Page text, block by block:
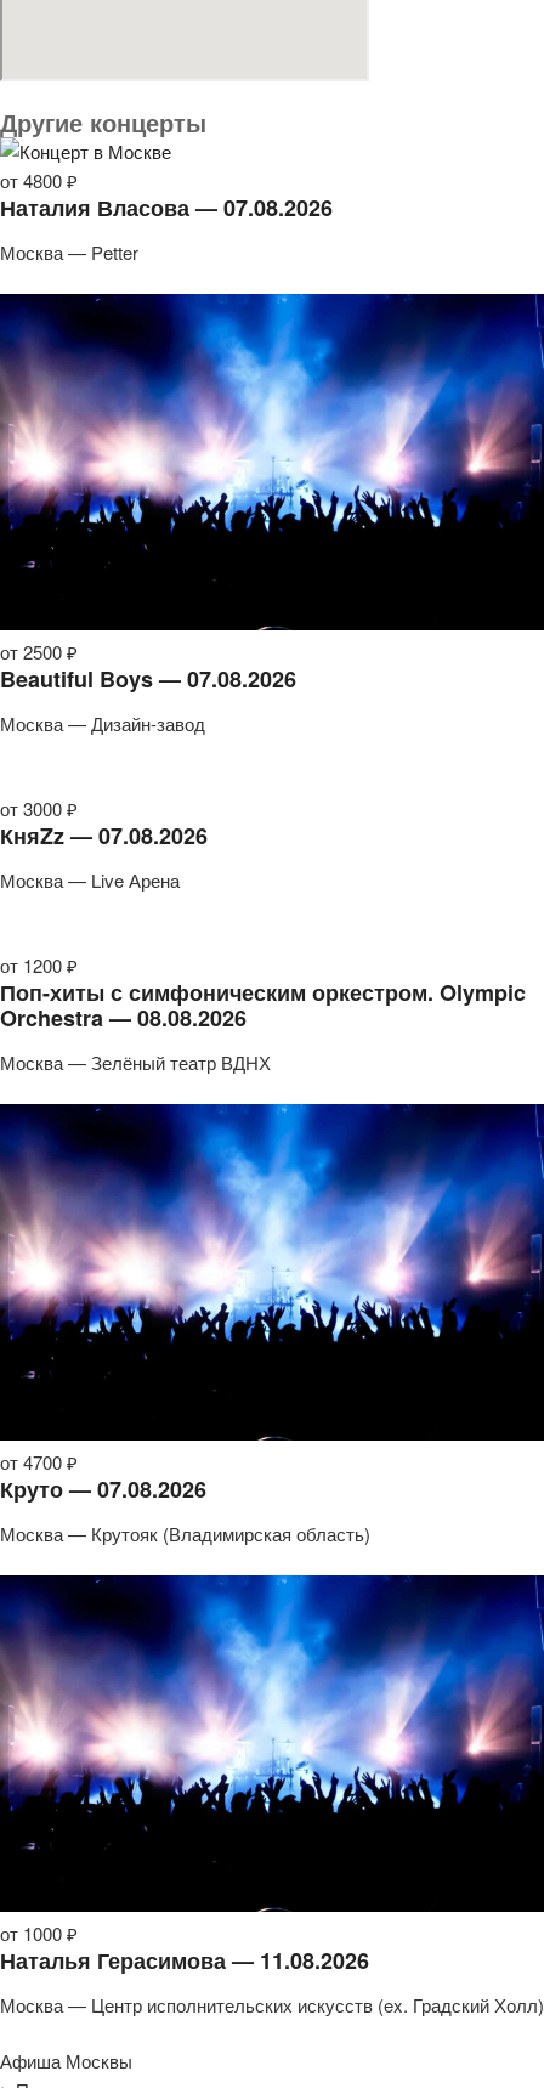
Другие концерты
от 4800 ₽
Наталия Власова — 07.08.2026
Москва — Petter
от 2500 ₽
Beautiful Boys — 07.08.2026
Москва — Дизайн-завод
от 3000 ₽
КняZz — 07.08.2026
Москва — Live Арена
от 1200 ₽
Поп-хиты с симфоническим оркестром. Olympic
Orchestra — 08.08.2026
Москва — Зелёный театр ВДНХ
от 4700 ₽
Круто — 07.08.2026
Москва — Крутояк (Владимирская область)
от 1000 ₽
Наталья Герасимова — 11.08.2026
Москва — Центр исполнительских искусств (ex. Градский Холл)
Афиша Москвы